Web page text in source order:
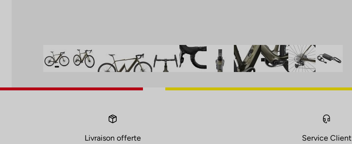
Livraison offerte Service Client